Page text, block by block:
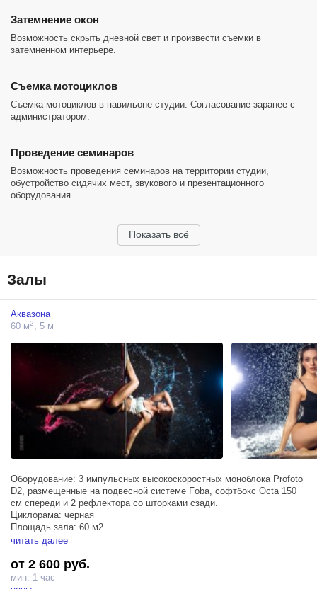
Затемнение окон
Возможность скрыть дневной свет и произвести съемки в
затемненном интерьере.
Съемка мотоциклов
Съемка мотоциклов в павильоне студии. Согласование заранее с
администратором.
Проведение семинаров
Возможность проведения семинаров на территории студии,
обустройство сидячих мест, звукового и презентационного
оборудования.
Показать всё
Залы
Аквазона
60 м2, 5 м
Оборудование: 3 импульсных высокоскоростных моноблока Profoto
D2, размещенные на подвесной системе Foba, софтбокс Octa 150
см спереди и 2 рефлектора со шторками сзади.
Циклорама: черная
Площадь зала: 60 м2
Площадь бассейна аквазоны: 30 м2
Высота бортика: 10 см
Емкость бассейна: 18 тонн воды
читать далее
от 2 600 руб.
мин. 1 час